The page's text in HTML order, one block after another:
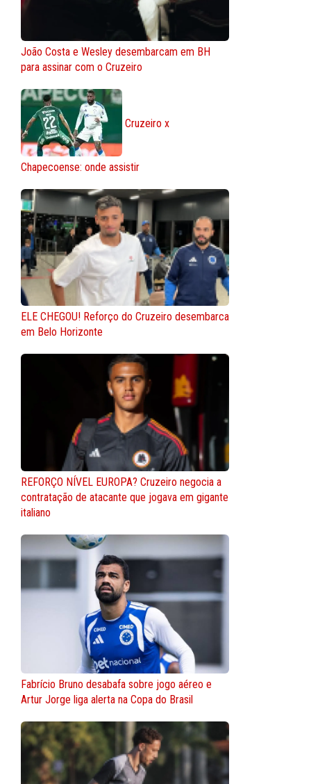
João Costa e Wesley desembarcam em BH
para assinar com o Cruzeiro
Cruzeiro x
Chapecoense: onde assistir
ELE CHEGOU! Reforço do Cruzeiro desembarca
em Belo Horizonte
REFORÇO NÍVEL EUROPA? Cruzeiro negocia a
contratação de atacante que jogava em gigante
italiano
Fabrício Bruno desabafa sobre jogo aéreo e
Artur Jorge liga alerta na Copa do Brasil